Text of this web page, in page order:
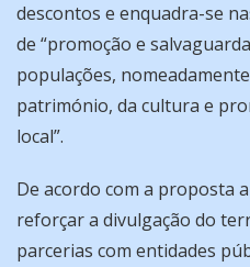
descontos e enquadra-se
de “promoção e
populações,
património, da cultura e
local”.
De acordo com a proposta
reforçar a divulgação do
parcerias com entidades